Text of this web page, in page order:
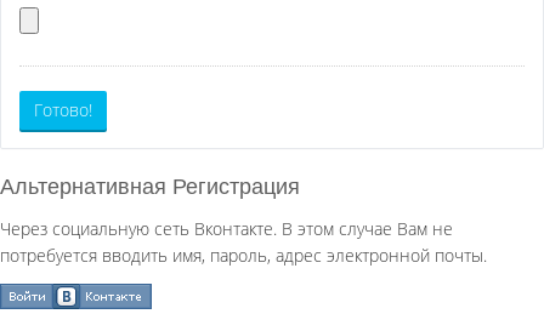
Готово!
Альтернативная Регистрация
Через социальную сеть Вконтакте. В этом случае Вам не
потребуется вводить имя, пароль, адрес электронной почты.